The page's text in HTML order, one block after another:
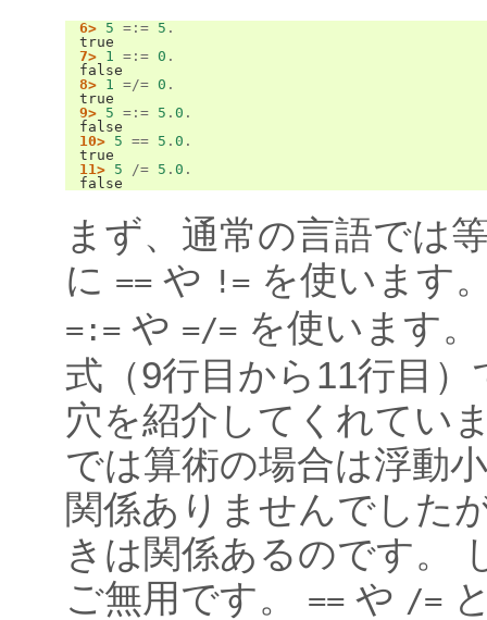
6> 5 =:= 5 .
true
7> 1 =:= 0 .
false
8> 1 =/= 0 .
true
9> 5 =:= 5 . 0 .
false
10> 5 == 5 . 0 .
true
11> 5 /= 5 . 0 .
false
まず、通常の言語では
に == や != を使います
=:= や =/= を使います
式（9行目から11行目
穴を紹介してくれてい
では算術の場合は浮動
関係ありませんでした
きは関係あるのです。
ご無用です。
== や /=